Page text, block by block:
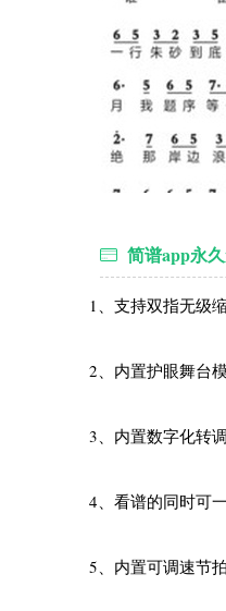
简谱app永
1、支持双指无级
2、内置护眼舞台
3、内置数字化转
4、看谱的同时可
5、内置可调速节